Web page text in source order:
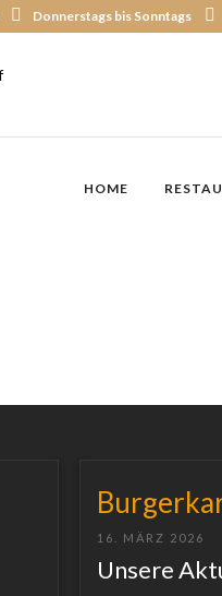
Donnerstags bis Sonntags
HOME
16. MÄRZ 2026
Unsere